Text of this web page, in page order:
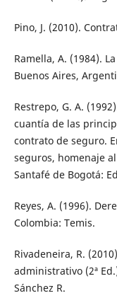
Pino, J. (2010).
Ramella, A. (1984).
Buenos Aires,
Restrepo, G. A.
cuantía de las
contrato de seguro.
seguros, homenaje
Santafé de Bogotá:
Reyes, A. (1996).
Colombia: Temis.
Rivadeneira, R.
administrativo (2ª
Sánchez R.